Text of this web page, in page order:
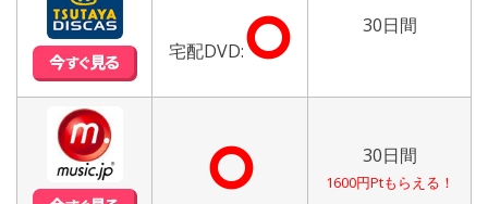
宅配DVD:⭘ 30日間
⭘ 30日間
1600円Ptもらえる！